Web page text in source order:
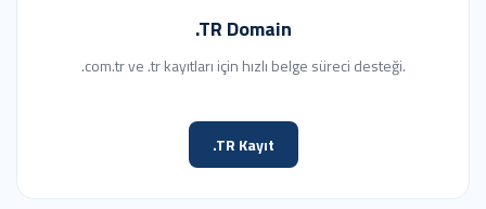
.TR Domain
.com.tr ve .tr kayıtları için hızlı belge süreci desteği.
.TR Kayıt